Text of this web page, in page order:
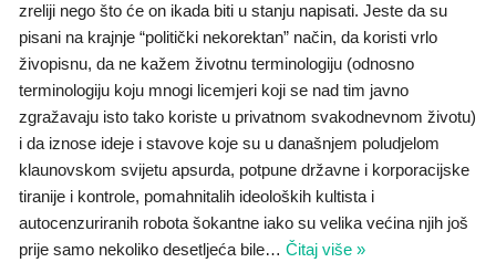
zreliji nego što će on ikada biti u stanju napisati. Jeste da su
pisani na krajnje “politički nekorektan” način, da koristi vrlo
živopisnu, da ne kažem životnu terminologiju (odnosno
terminologiju koju mnogi licemjeri koji se nad tim javno
zgražavaju isto tako koriste u privatnom svakodnevnom životu)
i da iznose ideje i stavove koje su u današnjem poludjelom
klaunovskom svijetu apsurda, potpune državne i korporacijske
tiranije i kontrole, pomahnitalih ideoloških kultista i
autocenzuriranih robota šokantne iako su velika većina njih još
prije samo nekoliko desetljeća bile… Čitaj više »